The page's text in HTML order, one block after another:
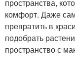
пространства,
комфорт. Даже
превратить в
подобрать
пространство с